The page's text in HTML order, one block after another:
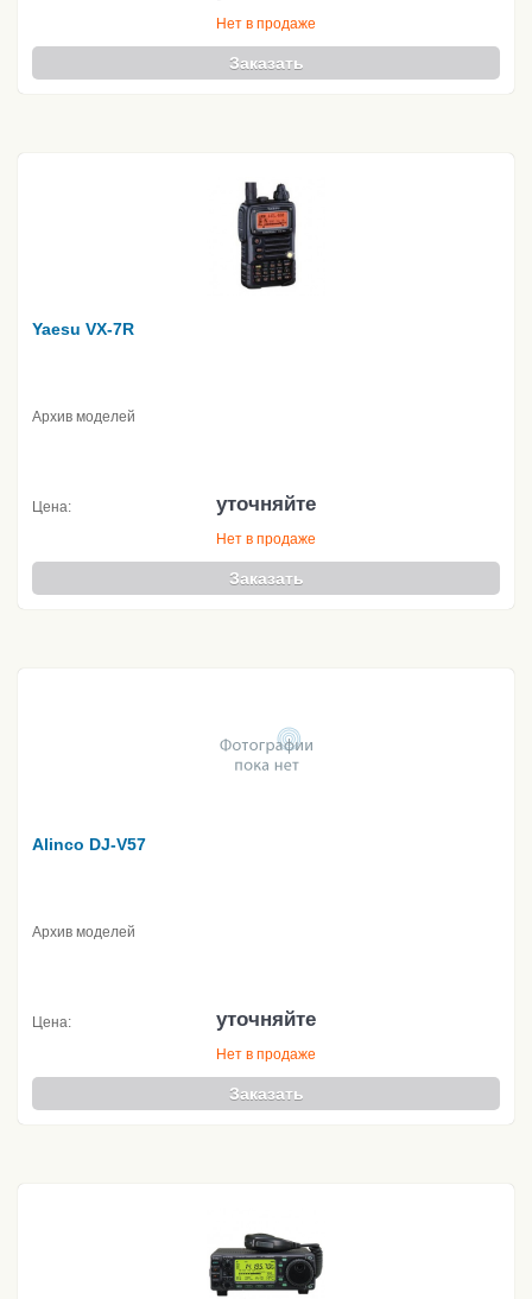
Нет в продаже
Заказать
Yaesu VX-7R
Архив моделей
Цена: уточняйте
Нет в продаже
Заказать
Alinco DJ-V57
Архив моделей
Цена: уточняйте
Нет в продаже
Заказать